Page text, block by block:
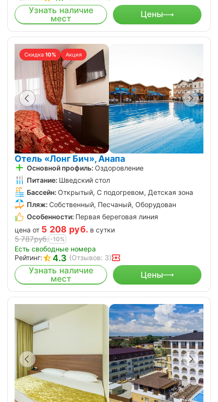
Узнать наличие
мест
Цены
Скидка 10% Акция
Отель «Лонг Бич», Анапа
Основной профиль: Оздоровление
Питание: Шведский стол
Бассейн: Открытый, С подогревом, Детская зона
Пляж: Собственный, Песчаный, Оборудован
Особенности: Первая береговая линия
цена от 5 208 руб. в сутки
5 787руб. -10%
Есть свободные номера
Рейтинг:
4.3 (Отзывов: 3)
Узнать наличие
мест
Цены